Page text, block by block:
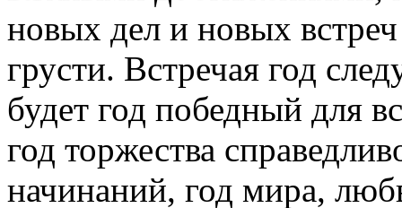
новых дел и новых
грусти. Встречая год
будет год победный для
год торжества
начинаний, год мира,